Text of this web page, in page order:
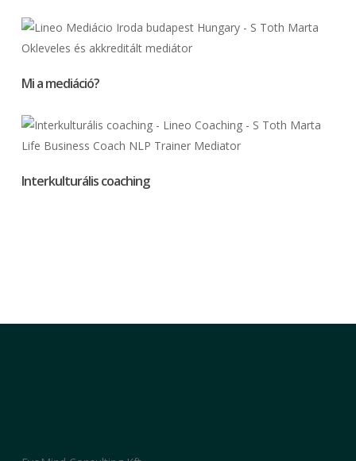
Mi a mediáció?
Interkulturális coaching